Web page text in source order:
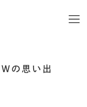
の思い出